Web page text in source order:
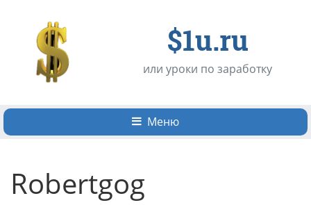
$1u.ru
или уроки по заработку
Меню
Robertgog